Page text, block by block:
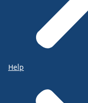
Help